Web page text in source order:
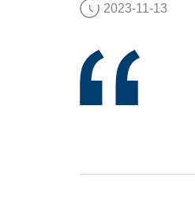
2023-11-13